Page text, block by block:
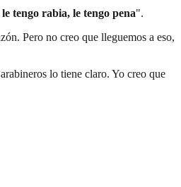
tengo rabia, le tengo pena".
Pero no creo que lleguemos a eso,
lo tiene claro. Yo creo que